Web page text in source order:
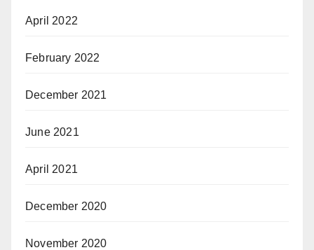
April 2022
February 2022
December 2021
June 2021
April 2021
December 2020
November 2020